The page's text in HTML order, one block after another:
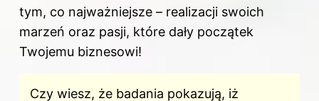
tym, co najważniejsze – realizacji swoich
marzeń oraz pasji, które dały początek
Twojemu biznesowi!
Czy wiesz, że badania pokazują, iż